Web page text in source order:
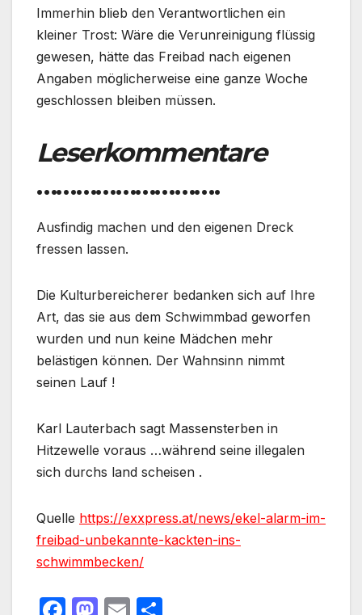
Immerhin blieb den Verantwortlichen ein
kleiner Trost: Wäre die Verunreinigung flüssig
gewesen, hätte das Freibad nach eigenen
Angaben möglicherweise eine ganze Woche
geschlossen bleiben müssen.
Leserkommentare
……………………….
Ausfindig machen und den eigenen Dreck
fressen lassen.
Die Kulturbereicherer bedanken sich auf Ihre
Art, das sie aus dem Schwimmbad geworfen
wurden und nun keine Mädchen mehr
belästigen können. Der Wahnsinn nimmt
seinen Lauf !
Karl Lauterbach sagt Massensterben in
Hitzewelle voraus …während seine illegalen
sich durchs land scheisen .
Quelle https://exxpress.at/news/ekel-alarm-im-
freibad-unbekannte-kackten-ins-
schwimmbecken/